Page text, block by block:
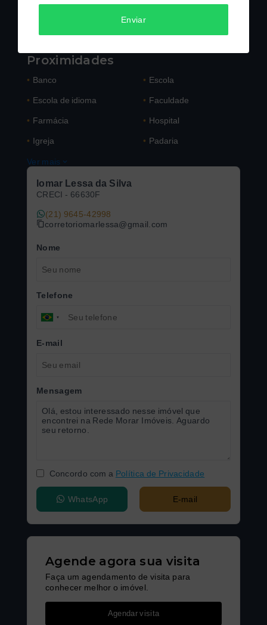
Situação: Em
Novembro/26
Proximidades
• Banco • Escola
• Escola de idioma • Faculdade
• Farmácia • Hospital
• Igreja • Padaria
Ver mais
Iomar Lessa da Silva
CRECI - 66630F
(21) 9645-42998
corretoriomarlessa@gmail.com
Nome
Telefone
E-mail
Mensagem
Concordo com a Política de Privacidade
WhatsApp E-mail
Agende agora sua visita
Faça um agendamento de visita para
conhecer melhor o imóvel.
Agendar visita
Enviar